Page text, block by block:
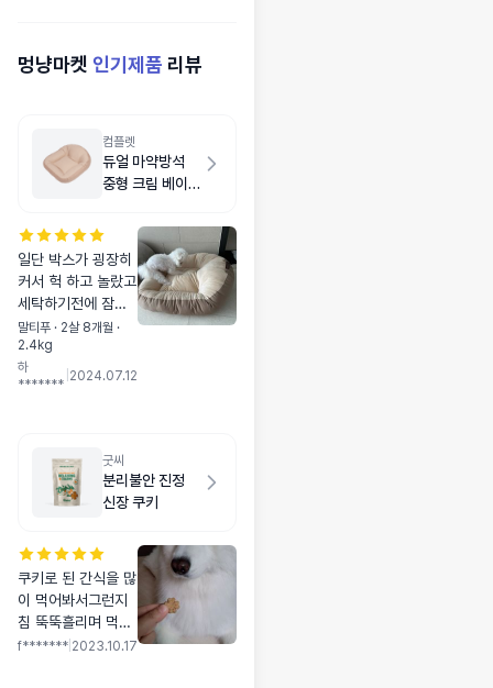
멍냥마켓 인기제품 리뷰
컴플렛
듀얼 마약방석
중형 크림 베이
일단 박스가 굉장히
커서 헉 하고 놀랐고
세탁하기전에 잠깐
놔봤는데 우리집 애
는 올라가서 땅파기
중이에요 ㅋㅋㅋㅋ
폭신폭신하고 잘쓸
거 같아요💗
말티푸 · 2살 8개월 ·
2.4kg
하
*******
2024.07.12
굿씨
분리불안 진정
신장 쿠키
쿠키로 된 간식을 많
이 먹어봐서그런지
침 뚝뚝흘리며 먹어
요 오프라인 매장에
f******* 2023.10.17